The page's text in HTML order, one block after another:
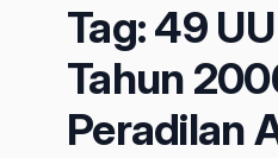
Tag:49
Tahun
Peradilan